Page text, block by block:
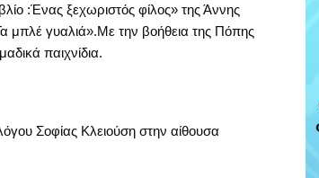
:Ένας ξεχωριστός φίλος» της Άννης
μπλέ γυαλιά».Με την βοήθεια της Πόπης
παιχνίδια.
Σοφίας Κλειούση στην αίθουσα